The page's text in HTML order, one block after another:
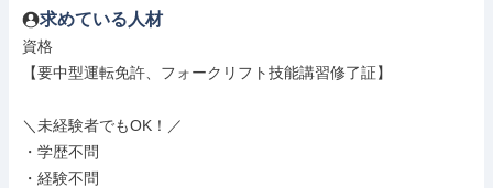
求めている人材
資格
【要中型運転免許、フォークリフト技能講習修了証】
＼未経験者でもOK！／
・学歴不問
・経験不問